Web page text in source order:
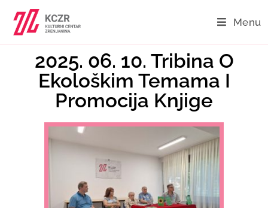
Menu
2025. 06. 10. Tribina O
Ekološkim Temama I
Promocija Knjige